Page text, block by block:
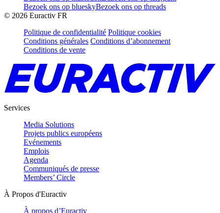
Bezoek ons op blueskyBezoek ons op threads
© 2026 Euractiv FR
Politique de confidentialité Politique cookies
Conditions générales Conditions d’abonnement
Conditions de vente
Services
Media Solutions
Projets publics européens
Evénements
Emplois
Agenda
Communiqués de presse
Members’ Circle
À Propos d'Euractiv
À propos d’Euractiv